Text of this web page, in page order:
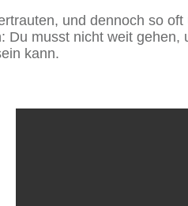
und dennoch so
Du musst nicht weit
kann.